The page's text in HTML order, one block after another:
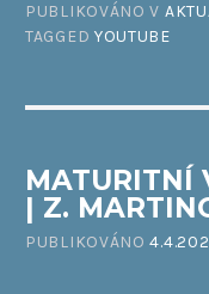
PUBLIKOVÁNO V
TAGGED YOUTUBE
MATURITNÍ
| Z.
PUBLIKOVÁNO